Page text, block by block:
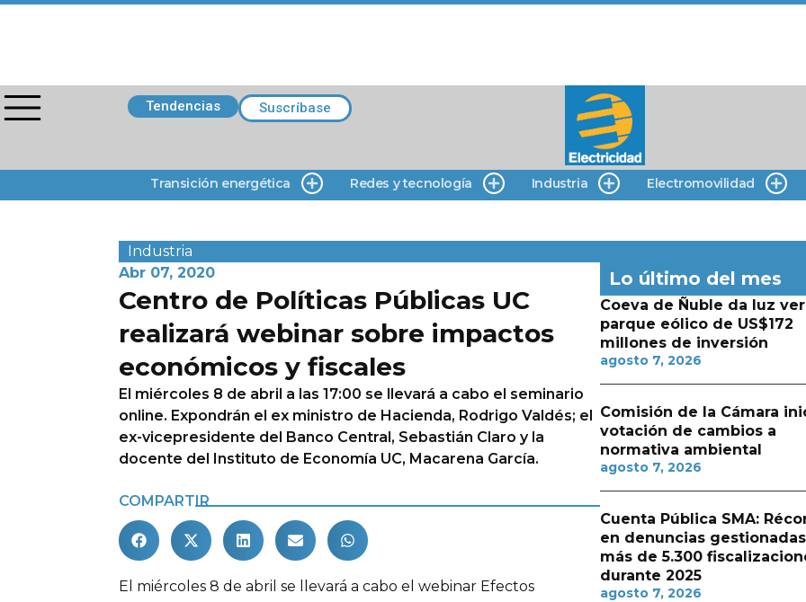
Tendencias Suscríbase
Transición energética Redes y tecnología Industria Electromovilidad
Industria
Abr 07, 2020
Centro de Políticas Públicas UC
realizará webinar sobre impactos
económicos y fiscales
El miércoles 8 de abril a las 17:00 se llevará a cabo el seminario
online. Expondrán el ex ministro de Hacienda, Rodrigo Valdés; el
ex-vicepresidente del Banco Central, Sebastián Claro y la
docente del Instituto de Economía UC, Macarena García.
COMPARTIR
El miércoles 8 de abril se llevará a cabo el webinar Efectos
Lo último del mes
Coeva de Ñuble da luz
parque eólico de US$172
millones de inversión
agosto 7, 2026
Comisión de la Cámara
votación de cambios a
normativa ambiental
agosto 7, 2026
Cuenta Pública SMA:
en denuncias
más de 5.300
durante 2025
agosto 7, 2026